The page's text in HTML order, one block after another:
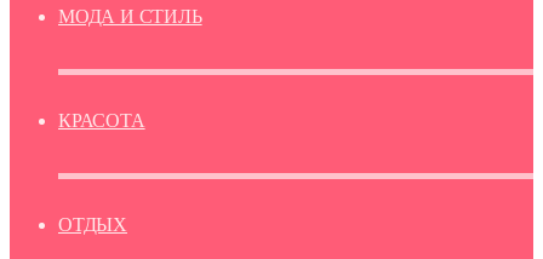
МОДА И СТИЛЬ
КРАСОТА
ОТДЫХ